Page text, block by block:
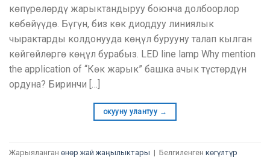
көпүрөлөрдү жарыктандыруу боюнча долбоорлор
көбөйүүдө. Бүгүн, биз көк диоддуу линиялык
чырактарды колдонууда көңүл бурууну талап кылган
көйгөйлөргө көңүл бурабыз. LED line lamp Why mention
the application of “Көк жарык” башка ачык түстөрдүн
ордуна? Биринчи […]
окууну улантуу →
Жарыяланган өнөр жай жаңылыктары | Белгиленген көгүлтүр